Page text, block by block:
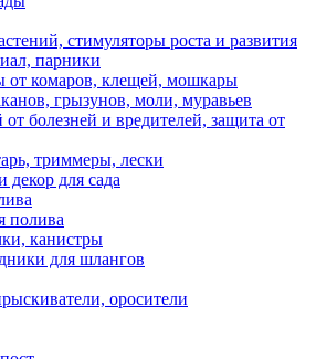
стимуляторы роста и развития
парники
от комаров, клещей, мошкары
грызунов, моли, муравьев
болезней и вредителей, защита от
триммеры, лески
для сада
полива
канистры
для шлангов
оросители